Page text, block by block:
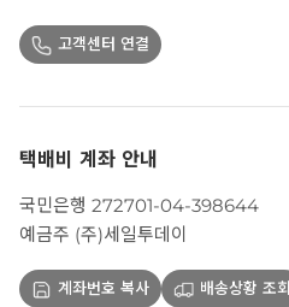
고객센터 연결
택배비 계좌 안내
국민은행 272701-04-398644
예금주 (주)세일투데이
계좌번호 복사 배송상황 조회